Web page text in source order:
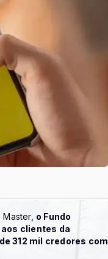
o Fundo
clientes da
312 mil credores com